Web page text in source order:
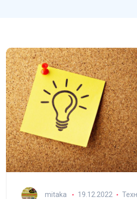
mitaka 19.12.2022